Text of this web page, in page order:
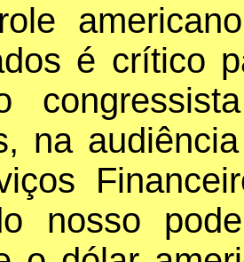
é crítico
na
nosso